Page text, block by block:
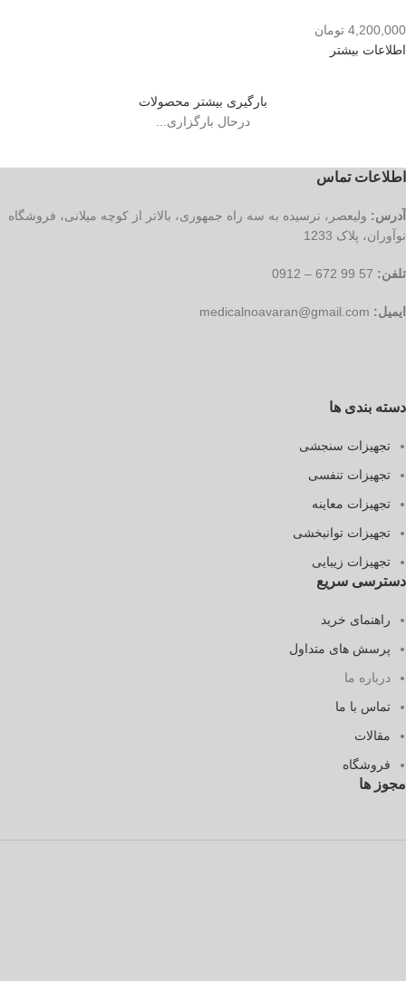
4,200,000 تومان
اطلاعات بیشتر
بارگیری بیشتر محصولات
درحال بارگزاری...
اطلاعات تماس
آدرس: ولیعصر، نرسیده به سه راه جمهوری، بالاتر از کوچه میلانی، فروشگاه
نوآوران، پلاک 1233
تلفن: 57 99 672 – 0912
ایمیل:
دسته بندی ها
تجهیزات سنجشی
تجهیزات تنفسی
تجهیزات معاینه
تجهیزات توانبخشی
تجهیزات زیبایی
دسترسی سریع
راهنمای خرید
پرسش های متداول
درباره ما
تماس با ما
مقالات
فروشگاه
مجوز ها